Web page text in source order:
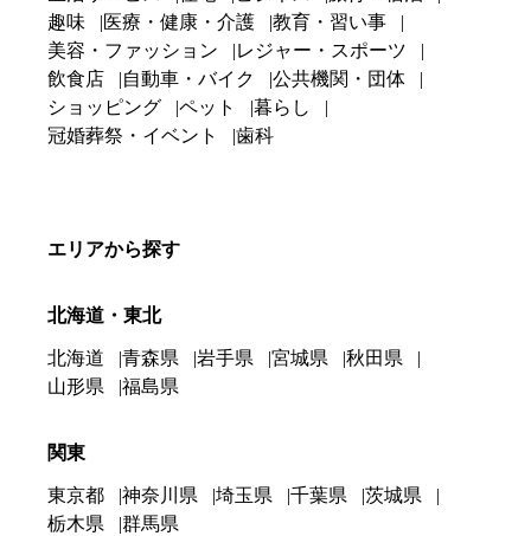
趣味
医療・健康・介護
教育・習い事
美容・ファッション
レジャー・スポーツ
飲食店
自動車・バイク
公共機関・団体
ショッピング
ペット
暮らし
冠婚葬祭・イベント
歯科
エリアから探す
北海道・東北
北海道 青森県 岩手県 宮城県
秋田県
山形県
福島県
関東
東京都 神奈川県 埼玉県 千葉県
茨城県
栃木県
群馬県